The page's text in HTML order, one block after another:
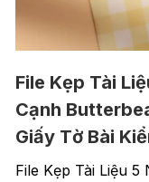
File Kẹp Tài
Cạnh
Giấy Tờ Bài
File Kẹp Tài Liệu 5